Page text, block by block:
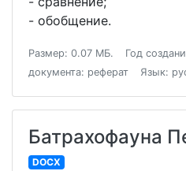
- обобщение.
Размер: 0.07 МБ. Год
документа: реферат
Язык:
Батрахофауна
DOCX